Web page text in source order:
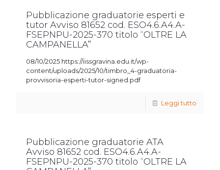
Pubblicazione graduatorie esperti e
tutor Avviso 81652 cod. ESO4.6.A4.A-
FSEPNPU-2025-370 titolo “OLTRE LA
CAMPANELLA”
08/10/2025 https://iissgravina.edu.it/wp-
content/uploads/2025/10/timbro_4-graduatoria-
provvisoria-esperti-tutor-signed.pdf
Leggi tutto
Pubblicazione graduatorie ATA
Avviso 81652 cod. ESO4.6.A4.A-
FSEPNPU-2025-370 titolo “OLTRE LA